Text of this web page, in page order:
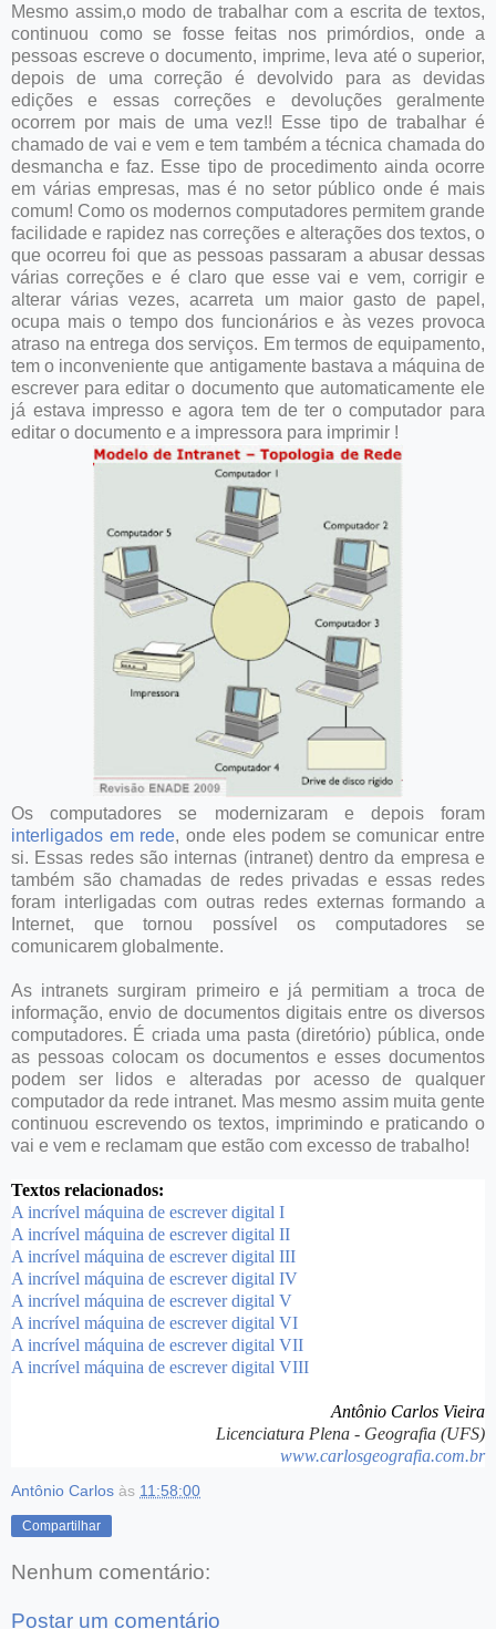
Mesmo assim,o modo de trabalhar com a escrita de textos,
continuou como se fosse feitas nos primórdios, onde a
pessoas escreve o documento, imprime, leva até o superior,
depois de uma correção é devolvido para as devidas
edições e essas correções e devoluções geralmente
ocorrem por mais de uma vez!! Esse tipo de trabalhar é
chamado de vai e vem e tem também a técnica chamada do
desmancha e faz. Esse tipo de procedimento ainda ocorre
em várias empresas, mas é no setor público onde é mais
comum! Como os modernos computadores permitem grande
facilidade e rapidez nas correções e alterações dos textos, o
que ocorreu foi que as pessoas passaram a abusar dessas
várias correções e é claro que esse vai e vem, corrigir e
alterar várias vezes, acarreta um maior gasto de papel,
ocupa mais o tempo dos funcionários e às vezes provoca
atraso na entrega dos serviços. Em termos de equipamento,
tem o inconveniente que antigamente bastava a máquina de
escrever para editar o documento que automaticamente ele
já estava impresso e agora tem de ter o computador para
editar o documento e a impressora para imprimir !
Os computadores se modernizaram e depois foram
interligados em rede, onde eles podem se comunicar entre
si. Essas redes são internas (intranet) dentro da empresa e
também são chamadas de redes privadas e essas redes
foram interligadas com outras redes externas formando a
Internet, que tornou possível os computadores se
comunicarem globalmente.
As intranets surgiram primeiro e já permitiam a troca de
informação, envio de documentos digitais entre os diversos
computadores. É criada uma pasta (diretório) pública, onde
as pessoas colocam os documentos e esses documentos
podem ser lidos e alteradas por acesso de qualquer
computador da rede intranet. Mas mesmo assim muita gente
continuou escrevendo os textos, imprimindo e praticando o
vai e vem e reclamam que estão com excesso de trabalho!
Textos relacionados:
A incrível máquina de escrever digital I
A incrível máquina de escrever digital II
A incrível máquina de escrever digital III
A incrível máquina de escrever digital IV
A incrível máquina de escrever digital V
A incrível máquina de escrever digital VI
A incrível máquina de escrever digital VII
A incrível máquina de escrever digital VIII
Antônio Carlos Vieira
Licenciatura Plena - Geografia (UFS)
www.carlosgeografia.com.br
Antônio Carlos às 11:58:00
Compartilhar
Nenhum comentário:
Postar um comentário